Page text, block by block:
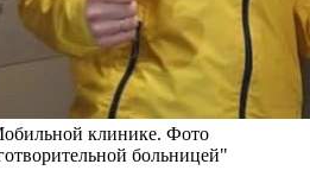
клинике. Фото
больницей"